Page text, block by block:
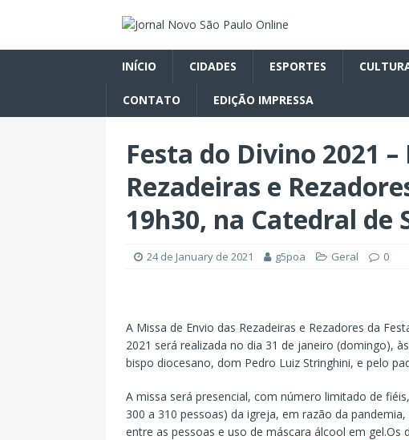
INÍCIO CIDADES ESPORTES
CONTATO EDIÇÃO IMPRESSA
Festa do Divino 2021
Rezadeiras e
19h30, na Catedral de
24 de January de 2021 g5poa Geral 0
A Missa de Envio das Rezadeiras e Rezadores da
2021 será realizada no dia 31 de janeiro (domingo),
bispo diocesano, dom Pedro Luiz Stringhini, e pelo
A missa será presencial, com número limitado de
300 a 310 pessoas) da igreja, em razão da
entre as pessoas e uso de máscara álcool em